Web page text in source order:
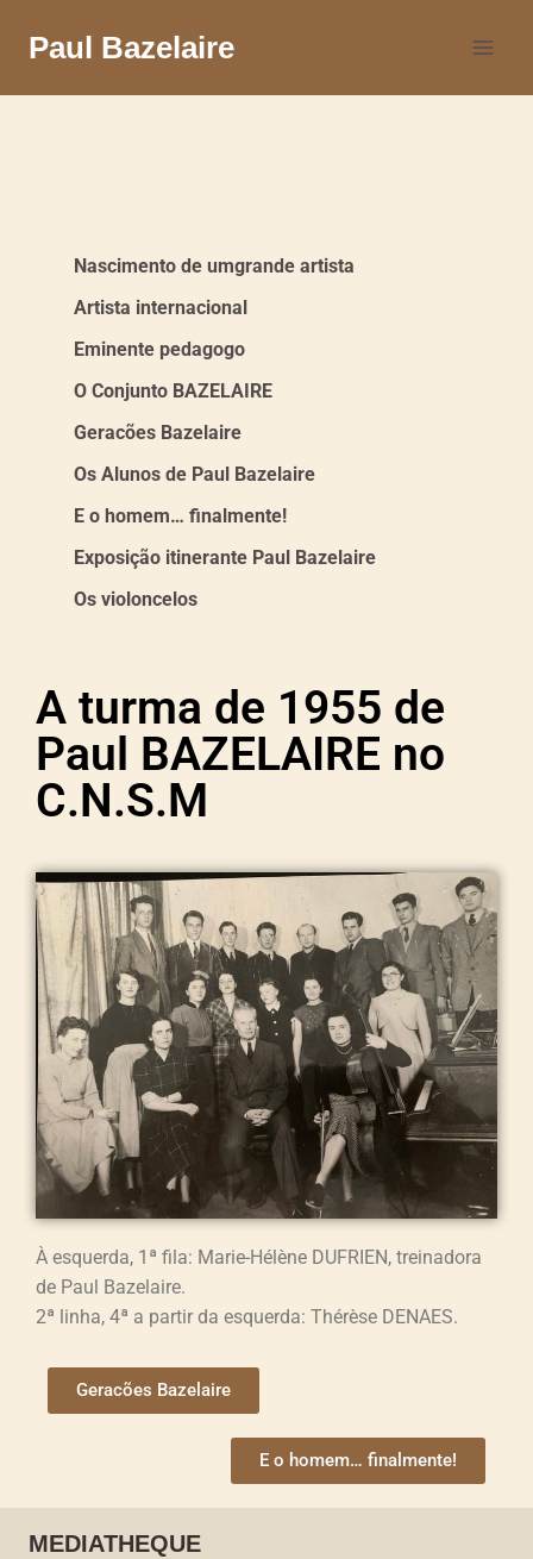
Paul Bazelaire
Nascimento de umgrande artista
Artista internacional
Eminente pedagogo
O Conjunto BAZELAIRE
Geracões Bazelaire
Os Alunos de Paul Bazelaire
E o homem… finalmente!
Exposição itinerante Paul Bazelaire
Os violoncelos
A turma de 1955 de
Paul BAZELAIRE no
C.N.S.M​
À esquerda, 1ª fila: Marie-Hélène DUFRIEN, treinadora
de Paul Bazelaire.
2ª linha, 4ª a partir da esquerda: Thérèse DENAES.
Geracões Bazelaire
E o homem… finalmente!
MEDIATHEQUE